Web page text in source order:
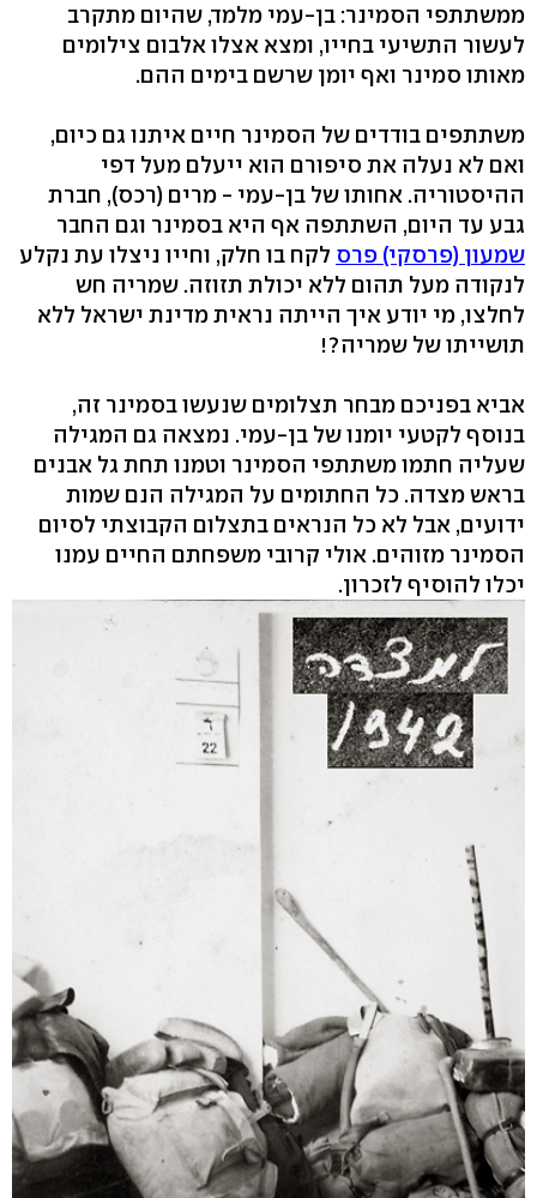
ממשתתפי הסמינר: בן-עמי מלמד, שהיום מתקרב
לעשור התשיעי בחייו, ומצא אצלו אלבום צילומים
מאותו סמינר ואף יומן שרשם בימים ההם.
משתתפים בודדים של הסמינר חיים איתנו גם כיום,
ואם לא נעלה את סיפורם הוא ייעלם מעל דפי
ההיסטוריה. אחותו של בן-עמי - מרים (רכס), חברת
גבע עד היום, השתתפה אף היא בסמינר וגם החבר
שמעון (פרסקי) פרס לקח בו חלק, וחייו ניצלו עת נקלע
לנקודה מעל תהום ללא יכולת תזוזה. שמריה חש
לחלצו, מי יודע איך הייתה נראית מדינת ישראל ללא
תושייתו של שמריה?!
אביא בפניכם מבחר תצלומים שנעשו בסמינר זה,
בנוסף לקטעי יומנו של בן-עמי. נמצאה גם המגילה
שעליה חתמו משתתפי הסמינר וטמנו תחת גל אבנים
בראש מצדה. כל החתומים על המגילה הנם שמות
ידועים, אבל לא כל הנראים בתצלום הקבוצתי לסיום
הסמינר מזוהים. אולי קרובי משפחתם החיים עמנו
יכלו להוסיף לזכרון.